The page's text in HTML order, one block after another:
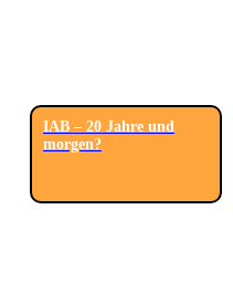
IAB – 20 Jahre und
morgen?